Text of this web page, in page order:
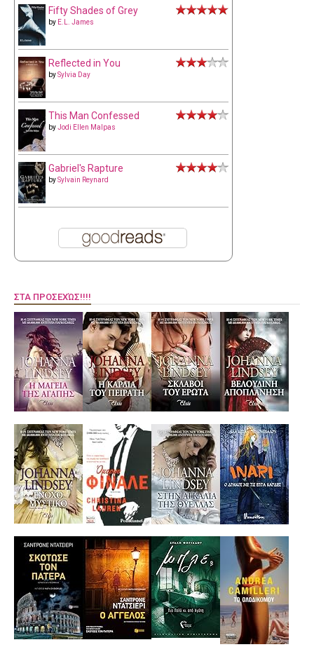
Fifty Shades of Grey
by E.L. James
Reflected in You
bySylvia Day
This Man Confessed
byJodi Ellen Malpas
Gabriel's Rapture
bySylvain Reynard
ΣΤΑ ΠΡΟΣΕΧΏΣ!!!!